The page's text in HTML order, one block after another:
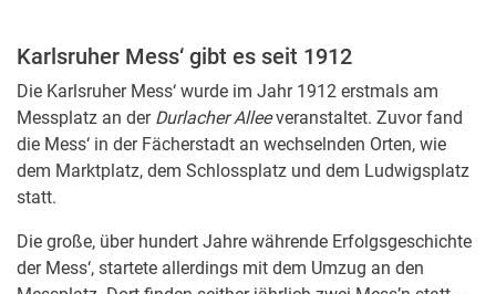
Karlsruher Mess‘ gibt es seit 1912
Die Karlsruher Mess‘ wurde im Jahr 1912 erstmals am
Messplatz an der Durlacher Alleeveranstaltet. Zuvor fand
die Mess‘ in der Fächerstadt an wechselnden Orten, wie
dem Marktplatz, dem Schlossplatz und dem Ludwigsplatz
statt.
Die große, über hundert Jahre währende Erfolgsgeschichte
der Mess‘, startete allerdings mit dem Umzug an den